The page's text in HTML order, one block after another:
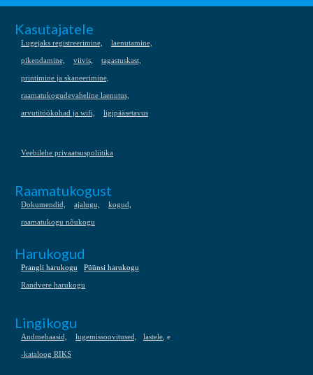
Kasutajatele
Lugejaks registreerimine, laenutamine,
pikendamine, viivis, tagastuskast,
printimine ja skaneerimine,
raamatukogudevaheline laenutus,
arvutitöökohad ja wifi, ligipääsetavus
Veebilehe privaatsuspoliitika
Raamatukogust
Dokumendid, ajalugu, kogud,
raamatukogu nõukogu
Harukogud
Prangli harukogu Püünsi harukogu
Randvere harukogu
Lingikogu
Andmebaasid, lugemissoovitused, lastele , e
-kataloog RIKS